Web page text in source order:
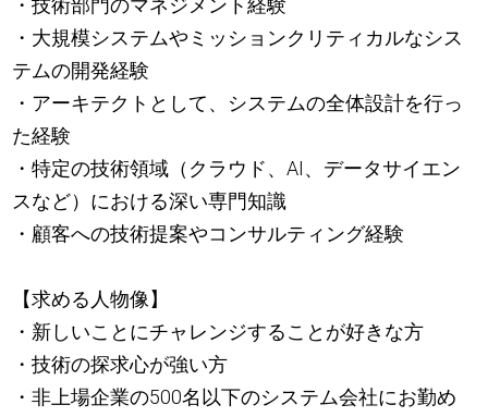
・大規模システムやミッションクリティカルなシス
テムの開発経験
・アーキテクトとして、システムの全体設計を行っ
た経験
・特定の技術領域（クラウド、AI、データサイエン
スなど）における深い専門知識
・顧客への技術提案やコンサルティング経験
【求める人物像】
・新しいことにチャレンジすることが好きな方
・技術の探求心が強い方
・非上場企業の500名以下のシステム会社にお勤め